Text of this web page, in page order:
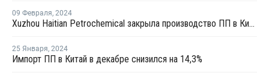
09 Февраля, 2024
Xuzhou Haitian Petrochemical закрыла производство ПП в Китае
25 Января, 2024
Импорт ПП в Китай в декабре снизился на 14,3%